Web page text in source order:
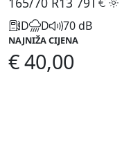
D D 70 dB
NAJNIŽA CIJENA
€ 40,00